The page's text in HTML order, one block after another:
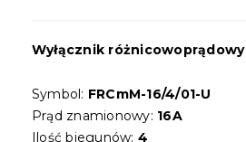
Wyłącznik różnicowoprądowy
Symbol: FRCmM-16/4/01-U
Prąd znamionowy: 16A
Ilość biegunów: 4